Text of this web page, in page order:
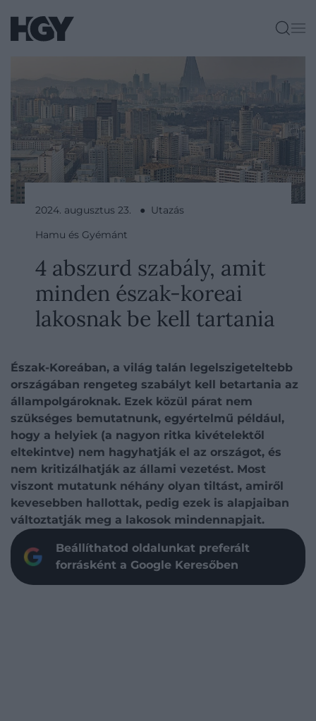
2024. augusztus 23. ● Utazás
Hamu és Gyémánt
4 abszurd szabály, amit
minden észak-koreai
lakosnak be kell tartania
Észak-Koreában, a világ talán legelszigeteltebb
országában rengeteg szabályt kell betartania az
állampolgároknak. Ezek közül párat nem
szükséges bemutatnunk, egyértelmű például,
hogy a helyiek (a nagyon ritka kivételektől
eltekintve) nem hagyhatják el az országot, és
nem kritizálhatják az állami vezetést. Most
viszont mutatunk néhány olyan tiltást, amiről
kevesebben hallottak, pedig ezek is alapjaiban
változtatják meg a lakosok mindennapjait.
Beállíthatod oldalunkat preferált
forrásként a Google Keresőben